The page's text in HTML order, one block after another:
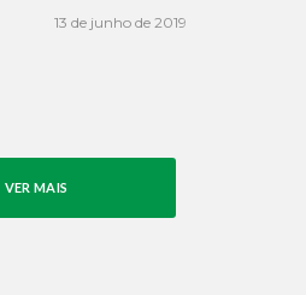
13 de junho de 2019
VER MAIS